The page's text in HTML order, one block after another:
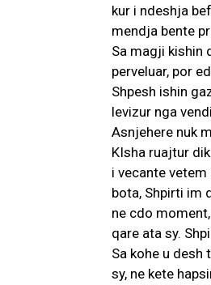
kur i ndeshja
mendja bente
Sa magji kishin
perveluar, por
Shpesh ishin
levizur nga
Asnjehere nuk
KIsha ruajtur
i vecante
bota, Shpirti im
ne cdo
qare ata sy.
Sa kohe u desh
sy, ne kete